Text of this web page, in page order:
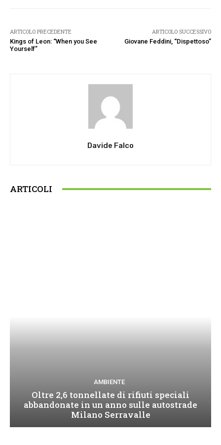
ARTICOLO PRECEDENTE
Kings of Leon: “When you See
Yourself”
ARTICOLO SUCCESSIVO
Giovane Feddini, “Dispettoso”
Davide Falco
ARTICOLI
AMBIENTE
Oltre 2,6 tonnellate di rifiuti speciali
abbandonate in un anno sulle autostrade
Milano Serravalle